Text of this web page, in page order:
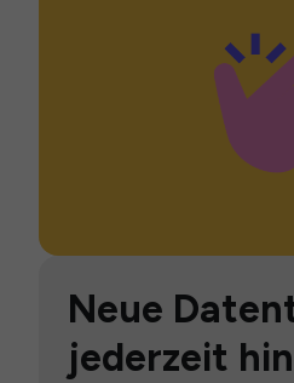
Neue
jederzeit